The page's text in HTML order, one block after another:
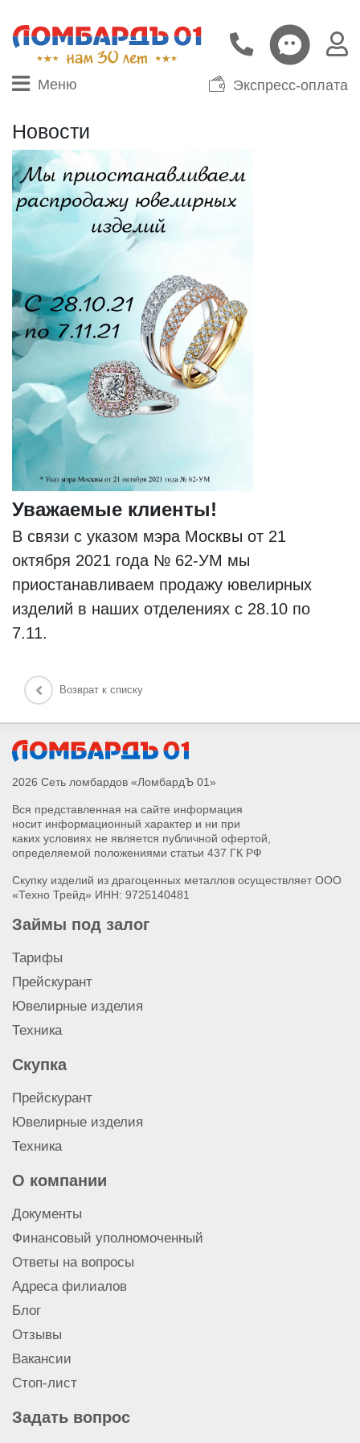
Меню Экспресс-оплата
Новости
Уважаемые клиенты!
В связи с указом мэра Москвы от 21
октября 2021 года № 62-УМ мы
приостанавливаем продажу ювелирных
изделий в наших отделениях с 28.10 по
7.11.
Возврат к списку
2026 Сеть ломбардов «ЛомбардЪ 01»
Вся представленная на сайте информация
носит информационный характер и ни при
каких условиях не является публичной офертой,
определяемой положениями статьи 437 ГК РФ
Скупку изделий из драгоценных металлов осуществляет ООО
«Техно Трейд» ИНН: 9725140481
Займы под залог
Тарифы
Прейскурант
Ювелирные изделия
Техника
Скупка
Прейскурант
Ювелирные изделия
Техника
О компании
Документы
Финансовый уполномоченный
Ответы на вопросы
Адреса филиалов
Блог
Отзывы
Вакансии
Стоп-лист
Задать вопрос